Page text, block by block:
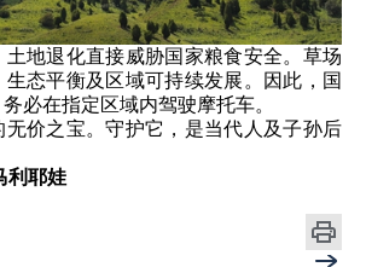
地退化直接威胁国家粮食安全。草场
态平衡及区域可持续发展。因此，国
必在指定区域内驾驶摩托车。
无价之宝。守护它，是当代人及子孙后
利耶娃